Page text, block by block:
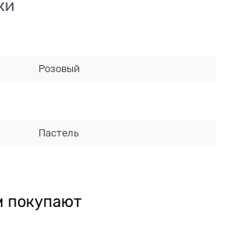
Розовый
Пастель
покупают